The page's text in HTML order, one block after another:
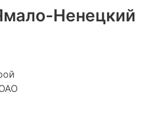
Ненецкий